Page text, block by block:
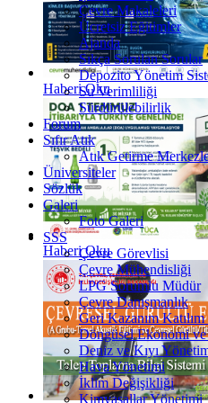
Haberi Oku
Haberi Oku
Çevre Makaleleri
Ücretsiz Eğitimler
Ajanda
Sıkça Sorulan Sorular
Depozito Yönetim
Su Verimliliği
Sürdürülebilirlik
Forum
Sıfır Atık
Atık Getirme
Üniversiteler
Sözlük
Galeri
Foto Galeri
SSS
Çevre Görevlisi
Çevre Mühendisliği
LPG Sorumlu Müdür
Çevre Danışmanlık
Geri Kazanım Katılım
Döngüsel Ekonomi
Deniz ve Kıyı
Hava Yönetimi
İklim Değişikliği
Kimyasallar Yönetimi